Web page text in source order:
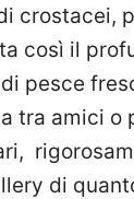
crostacei,
così il
pesce
tra amici o
di